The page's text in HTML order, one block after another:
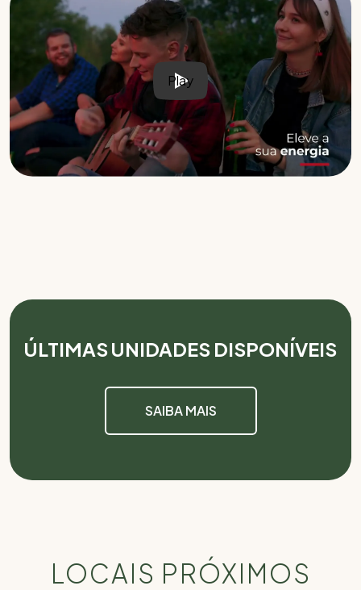
Play
ÚLTIMAS UNIDADES DISPONÍVEIS
SAIBA MAIS
LOCAIS PRÓXIMOS